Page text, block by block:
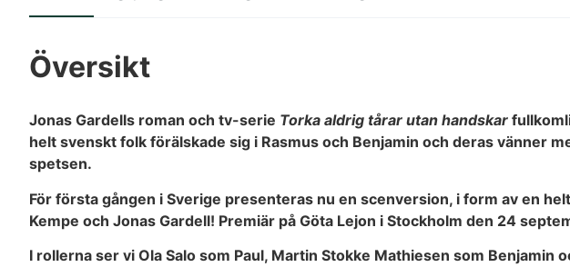
Översikt
Jonas Gardells roman och tv-serie Torka aldrig tårar utan handskar
helt svenskt folk förälskade sig i Rasmus och Benjamin och deras vänner
spetsen.
För första gången i Sverige presenteras nu en scenversion, i form av en
Kempe och Jonas Gardell! Premiär på Göta Lejon i Stockholm den 24
I rollerna ser vi Ola Salo som Paul, Martin Stokke Mathiesen som Benjamin